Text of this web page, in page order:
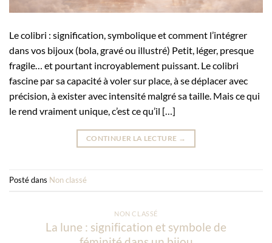
Le colibri : signification, symbolique et comment l’intégrer
dans vos bijoux (bola, gravé ou illustré) Petit, léger, presque
fragile… et pourtant incroyablement puissant. Le colibri
fascine par sa capacité à voler sur place, à se déplacer avec
précision, à exister avec intensité malgré sa taille. Mais ce qui
le rend vraiment unique, c’est ce qu’il […]
CONTINUER LA LECTURE →
Posté dans Non classé
NON CLASSÉ
La lune : signification et symbole de